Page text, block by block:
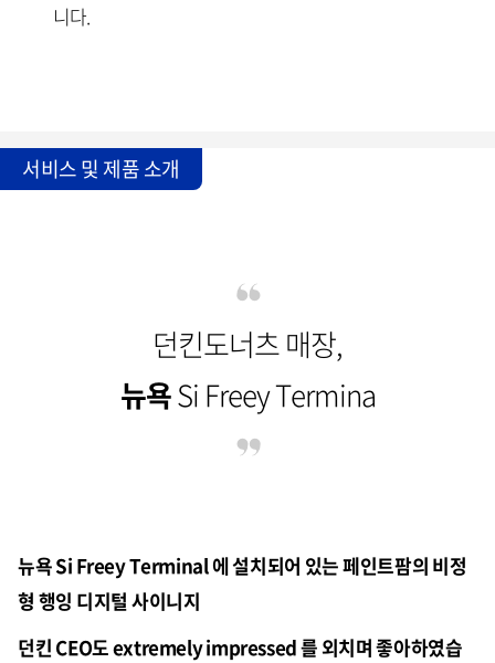
니다.
서비스 및 제품 소개
던킨도너츠 매장,
뉴욕Si Freey Termina
뉴욕 Si Freey Terminal 에 설치되어 있는 페인트팜의 비정
형 행잉 디지털 사이니지
던킨 CEO도 extremely impressed 를 외치며 좋아하였습